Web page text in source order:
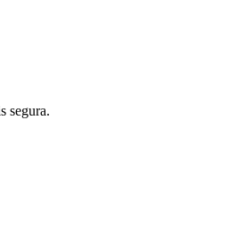
segura.